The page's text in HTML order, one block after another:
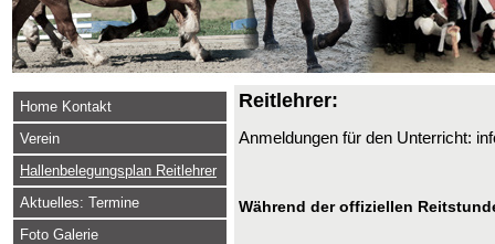
Home Kontakt
Verein
Hallenbelegungsplan Reitlehrer
Aktuelles: Termine
Foto Galerie
Reitlehrer:
Anmeldungen für den Unterricht:
Während der offiziellen